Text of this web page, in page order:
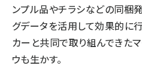
ンプル品やチラシなどの同梱
グデータを活用して効果的に
カーと共同で取り組んできた
ウも生かす。